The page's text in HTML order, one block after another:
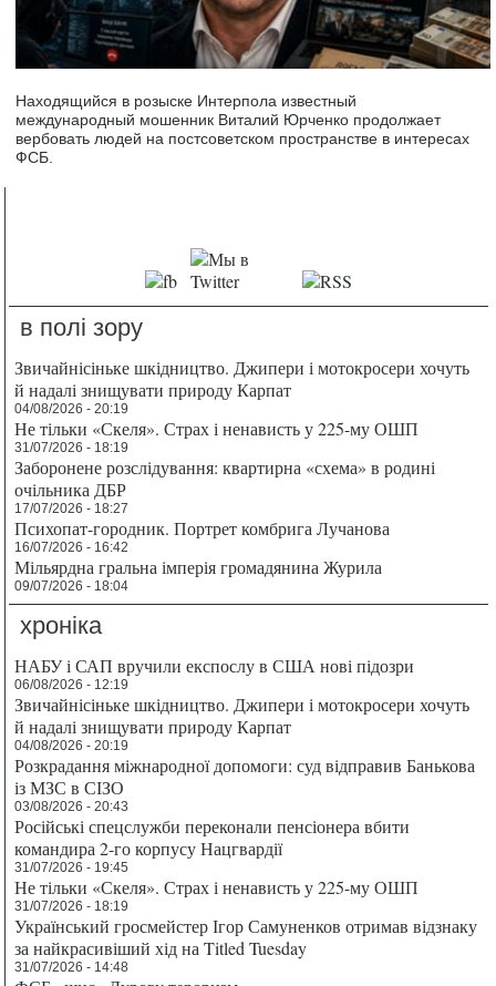
Находящийся в розыске Интерпола известный
международный мошенник Виталий Юрченко продолжает
вербовать людей на постсоветском пространстве в интересах
ФСБ.
в полі зору
Звичайнісіньке шкідництво. Джипери і мотокросери хочуть
й надалі знищувати природу Карпат
04/08/2026 - 20:19
Не тільки «Скеля». Страх і ненависть у 225-му ОШП
31/07/2026 - 18:19
Заборонене розслідування: квартирна «схема» в родині
очільника ДБР
17/07/2026 - 18:27
Психопат-городник. Портрет комбрига Лучанова
16/07/2026 - 16:42
Мільярдна гральна імперія громадянина Журила
09/07/2026 - 18:04
хроніка
НАБУ і САП вручили експослу в США нові підозри
06/08/2026 - 12:19
Звичайнісіньке шкідництво. Джипери і мотокросери хочуть
й надалі знищувати природу Карпат
04/08/2026 - 20:19
Розкрадання міжнародної допомоги: суд відправив Банькова
із МЗС в СІЗО
03/08/2026 - 20:43
Російські спецслужби переконали пенсіонера вбити
командира 2-го корпусу Нацгвардії
31/07/2026 - 19:45
Не тільки «Скеля». Страх і ненависть у 225-му ОШП
31/07/2026 - 18:19
Український гросмейстер Ігор Самуненков отримав відзнаку
за найкрасивіший хід на Titled Tuesday
31/07/2026 - 14:48